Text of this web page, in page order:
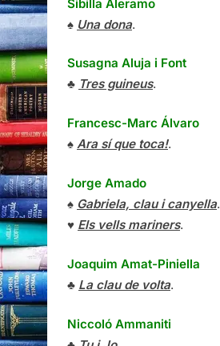
Sibilla Aleramo
♠ Una dona.
Susagna Aluja i Font
♣ Tres guineus.
Francesc-Marc Álvaro
♠ Ara sí que toca!.
Jorge Amado
♠ Gabriela, clau i canyella.
♥ Els vells mariners.
Joaquim Amat-Piniella
♣ La clau de volta.
Niccoló Ammaniti